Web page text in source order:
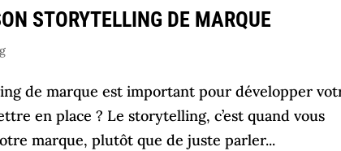
STORYTELLING DE MARQUE
de marque est important pour développer
en place ? Le storytelling, c’est quand vous
marque, plutôt que de juste parler...